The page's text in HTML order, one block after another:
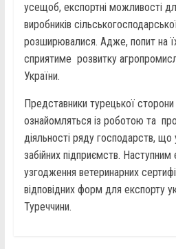
усещоб, експортні можливості
виробників
розширювалися. Адже, попит на
сприятиме розвитку
України.
Представники турецької
ознайомляться із роботою та
діяльності ряду господарств,
забійних підприємств.
узгодження ветеринарних
відповідних форм для експорту
Туреччини.